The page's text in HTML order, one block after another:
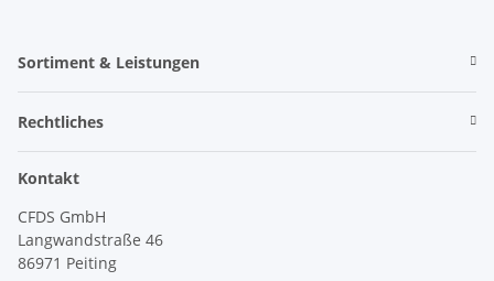
Sortiment & Leistungen
Rechtliches
Kontakt
CFDS GmbH
Langwandstraße 46
86971 Peiting